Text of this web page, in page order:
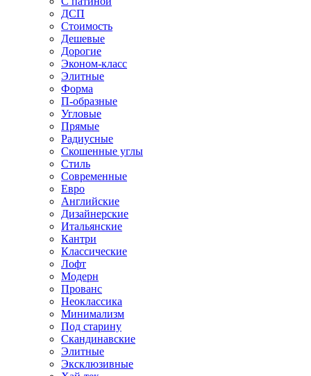
ДСП
Стоимость
Дешевые
Дорогие
Эконом-класс
Элитные
Форма
П-образные
Угловые
Прямые
Радиусные
Скошенные углы
Стиль
Современные
Евро
Английские
Дизайнерские
Итальянские
Кантри
Классические
Лофт
Модерн
Прованс
Неоклассика
Минимализм
Под старину
Скандинавские
Элитные
Эксклюзивные